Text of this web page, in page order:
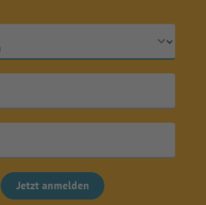
Jetzt anmelden